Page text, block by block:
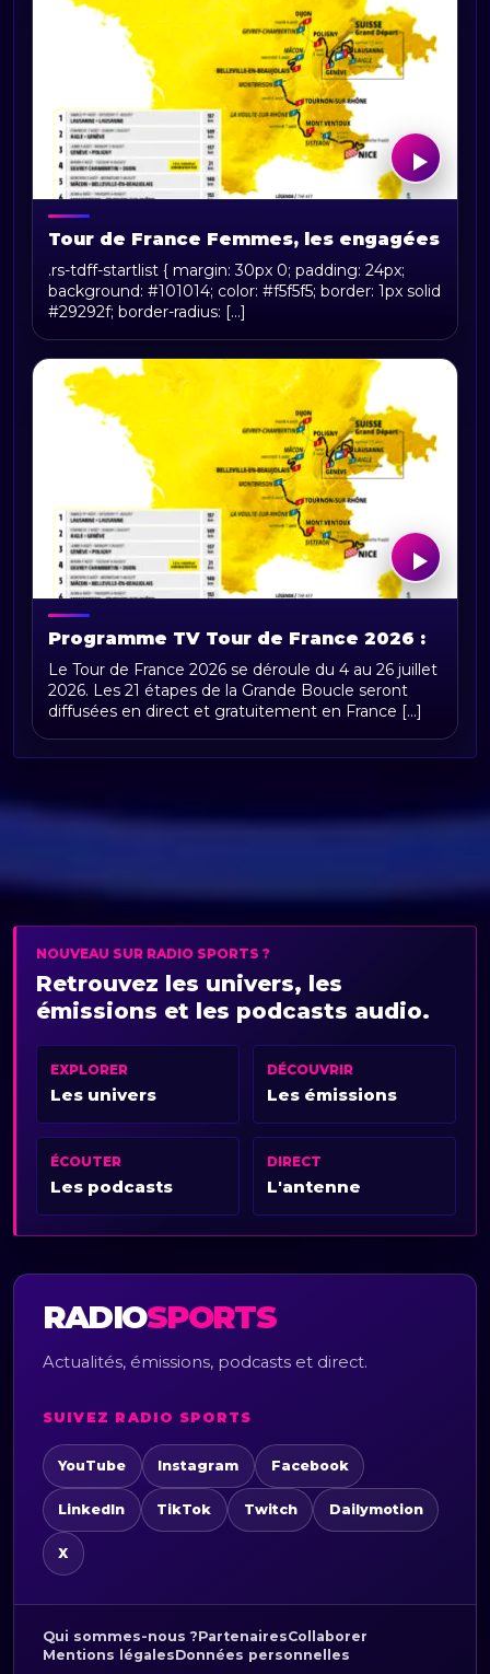
Tour de France Femmes, les engagées
.rs-tdff-startlist { margin: 30px 0; padding: 24px;
background: #101014; color: #f5f5f5; border: 1px solid
#29292f; border-radius: [...]
Programme TV Tour de France 2026 :
horaires, chaînes et diffusion en direct
Le Tour de France 2026 se déroule du 4 au 26 juillet
2026. Les 21 étapes de la Grande Boucle seront
diffusées en direct et gratuitement en France [...]
NOUVEAU SUR RADIO SPORTS ?
Retrouvez les univers, les
émissions et les podcasts audio.
EXPLORER
Les univers
DÉCOUVRIR
Les émissions
ÉCOUTER
Les podcasts
DIRECT
L'antenne
RADIOSPORTS
Actualités, émissions, podcasts et direct.
SUIVEZ RADIO SPORTS
YouTube Instagram Facebook
LinkedIn TikTok Twitch Dailymotion
X
Qui sommes-nous ?PartenairesCollaborer
Mentions légalesDonnées personnelles